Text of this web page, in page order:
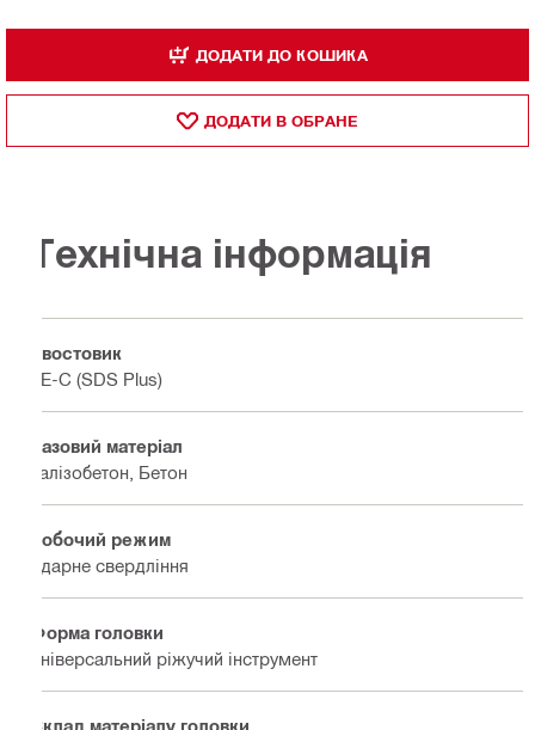
ДОДАТИ ДО КОШИКА
ДОДАТИ В ОБРАНЕ
Технічна інформація
Хвостовик
TE-C (SDS Plus)
Базовий матеріал
Залізобетон, Бетон
Робочий режим
Ударне свердління
Форма головки
Універсальний ріжучий інструмент
Склад матеріалу головки